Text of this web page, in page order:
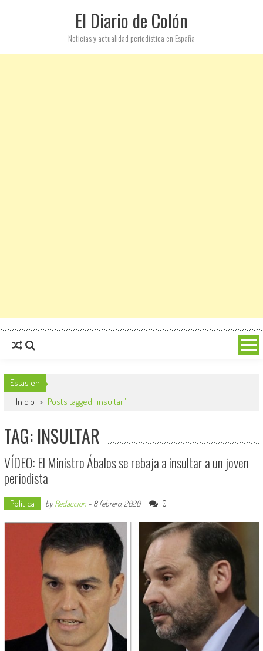
El Diario de Colón
Noticias y actualidad periodística en España
Estas en
Inicio > Posts tagged "insultar"
TAG: INSULTAR
VÍDEO: El Ministro Ábalos se rebaja a insultar a un joven
periodista
Política byRedaccion- 8 febrero, 2020 0